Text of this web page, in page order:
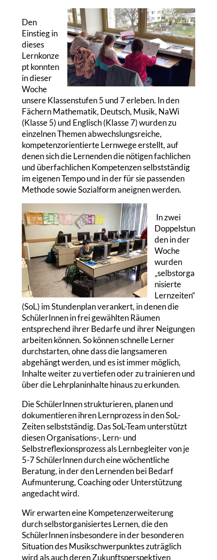
Den
Einstieg in
dieses
Lernkonze
pt konnten
in dieser
Woche
unsere Klassenstufen 5 und 7 erleben. In den
Fächern Mathematik, Deutsch, Musik, NaWi
(Klasse 5) und Englisch (Klasse 7) wurden zu
einzelnen Themen abwechslungsreiche,
kompetenzorientierte Lernwege erstellt, auf
denen sich die Lernenden die nötigen fachlichen
und überfachlichen Kompetenzen selbstständig
im eigenen Tempo und in der für sie passenden
Methode sowie Sozialform aneignen werden.
In zwei
Doppelstun
den in der
Woche
wurden
„selbstorga
nisierte
Lernzeiten“
(SoL) im Stundenplan verankert, in denen die
SchülerInnen in frei gewählten Räumen
entsprechend ihrer Bedarfe und ihrer Neigungen
arbeiten können. So können schnelle Lerner
durchstarten, ohne dass die langsameren
abgehängt werden, und es ist immer möglich,
Inhalte weiter zu vertiefen oder zu trainieren und
über die Lehrplaninhalte hinaus zu erkunden.
Die SchülerInnen strukturieren, planen und
dokumentieren ihren Lernprozess in den SoL-
Zeiten selbstständig. Das SoL-Team unterstützt
diesen Organisations-, Lern- und
Selbstreflexionsprozess als Lernbegleiter von je
5-7 SchülerInnen durch eine wöchentliche
Beratung, in der den Lernenden bei Bedarf
Aufmunterung, Coaching oder Unterstützung
angedacht wird.
Wir erwarten eine Kompetenzerweiterung
durch selbstorganisiertes Lernen, die den
SchülerInnen insbesondere in der besonderen
Situation des Musikschwerpunktes zuträglich
wird als auch deren Zukunftsperspektiven